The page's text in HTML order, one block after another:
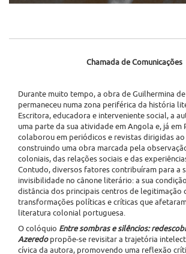
Chamada de Comunicações
Durante muito tempo, a obra de Guilhermina
permaneceu numa zona periférica da história
Escritora, educadora e interveniente social, a
uma parte da sua atividade em Angola e, já em
colaborou em periódicos e revistas dirigidas
construindo uma obra marcada pela
coloniais, das relações sociais e das
Contudo, diversos fatores contribuíram para a
invisibilidade no cânone literário: a sua
distância dos principais centros de legitimação
transformações políticas e críticas que
literatura colonial portuguesa.
O colóquio Entre sombras e silêncios:
Azeredopropõe-se revisitar a trajetória
cívica da autora, promovendo uma reflexão